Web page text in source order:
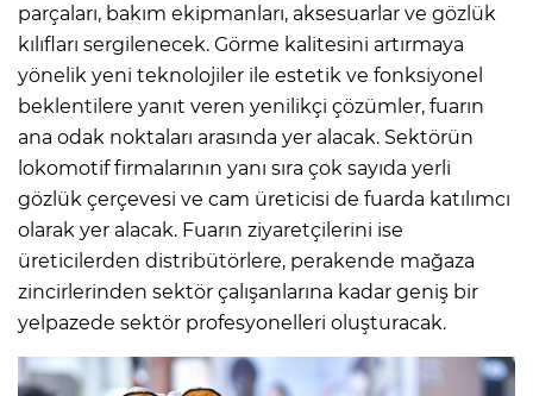
parçaları, bakım ekipmanları, aksesuarlar ve gözlük
kılıfları sergilenecek. Görme kalitesini artırmaya
yönelik yeni teknolojiler ile estetik ve fonksiyonel
beklentilere yanıt veren yenilikçi çözümler, fuarın
ana odak noktaları arasında yer alacak. Sektörün
lokomotif firmalarının yanı sıra çok sayıda yerli
gözlük çerçevesi ve cam üreticisi de fuarda katılımcı
olarak yer alacak. Fuarın ziyaretçilerini ise
üreticilerden distribütörlere, perakende mağaza
zincirlerinden sektör çalışanlarına kadar geniş bir
yelpazede sektör profesyonelleri oluşturacak.